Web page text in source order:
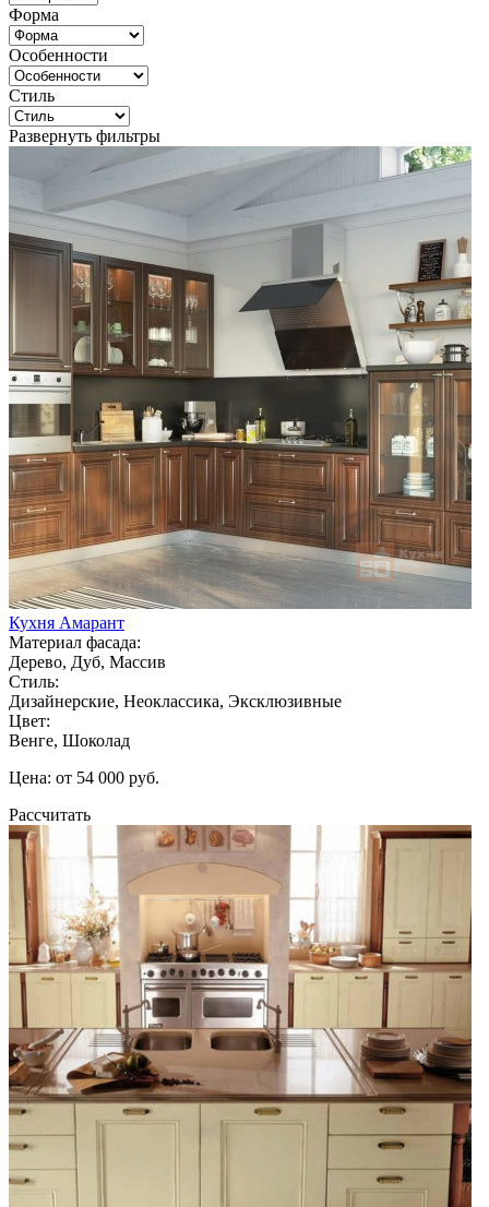
Форма
Особенности
Стиль
Развернуть фильтры
Кухня Амарант
Материал фасада:
Дерево, Дуб, Массив
Стиль:
Дизайнерские, Неоклассика, Эксклюзивные
Цвет:
Венге, Шоколад
Цена: от 54 000 руб.
Рассчитать